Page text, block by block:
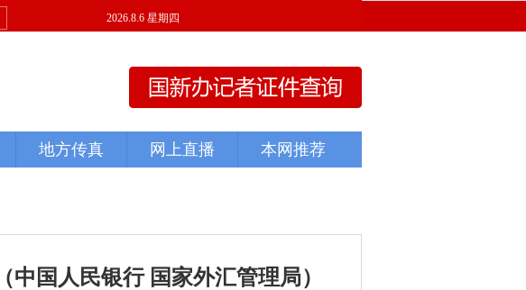
国人民银行 国家外汇管理局）